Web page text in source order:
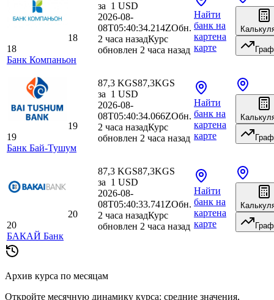
18
18
Банк Компаньон
за 1 USD
2026-08-
08T05:40:34.214ZОбн.
2 часа назадКурс
обновлен 2 часа назад
Найти
банк на
картена
карте
19
19
Банк Бай-Тушум
87,3 KGS87,3KGS
за 1 USD
2026-08-
08T05:40:34.066ZОбн.
2 часа назадКурс
обновлен 2 часа назад
Найти
банк на
картена
карте
20
20
БАКАЙ Банк
87,3 KGS87,3KGS
за 1 USD
2026-08-
08T05:40:33.741ZОбн.
2 часа назадКурс
обновлен 2 часа назад
Найти
банк на
картена
карте
Архив курса по месяцам
Откройте месячную динамику курса: средние значения,